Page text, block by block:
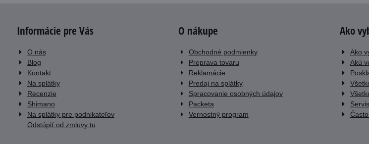
Informácie pre Vás
O nás
Blog
Kontakt
Na splátky
Recenzie
Shimano
Na splátky pre podnikateľov
Odstúpiť od zmluvy tu
O nákupe
Obchodné podmienky
Preprava tovaru
Reklamácie
Predaj na splátky
Spracovanie osobných údajov
Packeta
Vernostný program
Ako
Ako
Akú